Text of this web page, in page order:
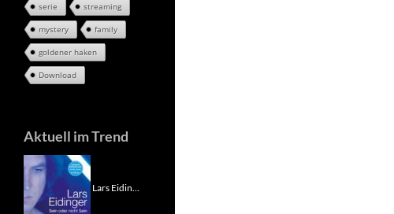
serie streaming
mystery family
goldener haken
Download
Aktuell im Trend
Lars Eidin...